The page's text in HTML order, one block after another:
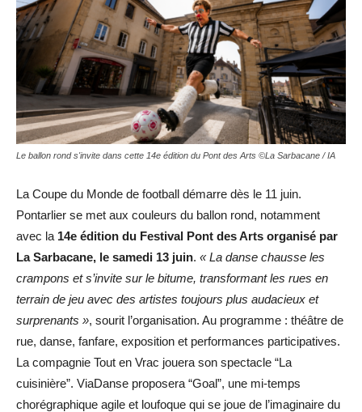
Le ballon rond s'invite dans cette 14e édition du Pont des Arts ©La Sarbacane / IA
La Coupe du Monde de football démarre dès le 11 juin.
Pontarlier se met aux couleurs du ballon rond, notamment
avec la 14e édition du Festival Pont des Arts organisé par
La Sarbacane, le samedi 13 juin. « La danse chausse les
crampons et s’invite sur le bitume, transformant les rues en
terrain de jeu avec des artistes toujours plus audacieux et
surprenants », sourit l’organisation. Au programme : théâtre de
rue, danse, fanfare, exposition et performances participatives.
La compagnie Tout en Vrac jouera son spectacle “La
cuisinière”. ViaDanse proposera “Goal”, une mi-temps
chorégraphique agile et loufoque qui se joue de l’imaginaire du